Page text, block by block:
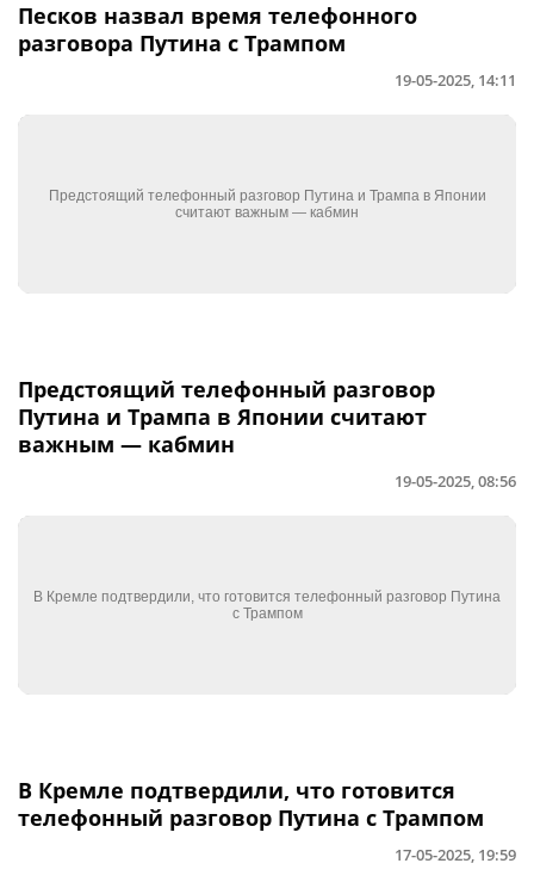
Песков назвал время телефонного
разговора Путина с Трампом
19-05-2025, 14:11
Предстоящий телефонный разговор
Путина и Трампа в Японии считают
важным — кабмин
19-05-2025, 08:56
В Кремле подтвердили, что готовится
телефонный разговор Путина с Трампом
17-05-2025, 19:59